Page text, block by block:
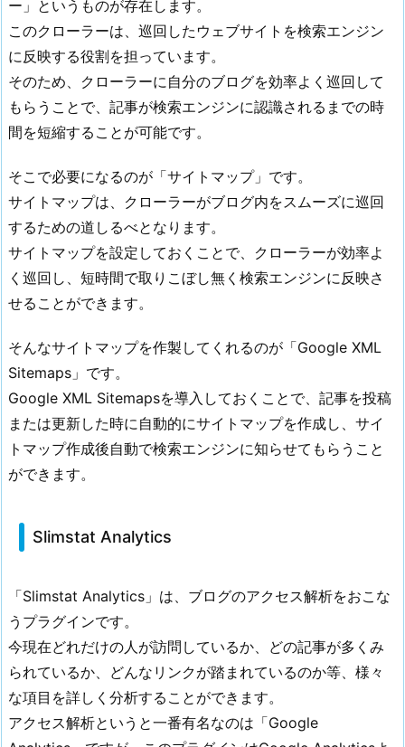
c
3.
B
r
k
e
n
L
i
n
C
c
k
e
r
4.
W
W
I
g
e
ー」というものが存在します。
このクローラーは、巡回したウェブサイトを検索エンジン
に反映する役割を担っています。
そのため、クローラーに自分のブログを効率よく巡回して
もらうことで、記事が検索エンジンに認識されるまでの時
間を短縮することが可能です。
そこで必要になるのが「サイトマップ」です。
サイトマップは、クローラーがブログ内をスムーズに巡回
するための道しるべとなります。
サイトマップを設定しておくことで、クローラーが効率よ
く巡回し、短時間で取りこぼし無く検索エンジンに反映さ
せることができます。
そんなサイトマップを作製してくれるのが「Google XML
Sitemaps」です。
Google XML Sitemapsを導入しておくことで、記事を投稿
または更新した時に自動的にサイトマップを作成し、サイ
トマップ作成後自動で検索エンジンに知らせてもらうこと
ができます。
Slimstat Analytics
「Slimstat Analytics」は、ブログのアクセス解析をおこな
うプラグインです。
今現在どれだけの人が訪問しているか、どの記事が多くみ
られているか、どんなリンクが踏まれているのか等、様々
な項目を詳しく分析することができます。
アクセス解析というと一番有名なのは「Google